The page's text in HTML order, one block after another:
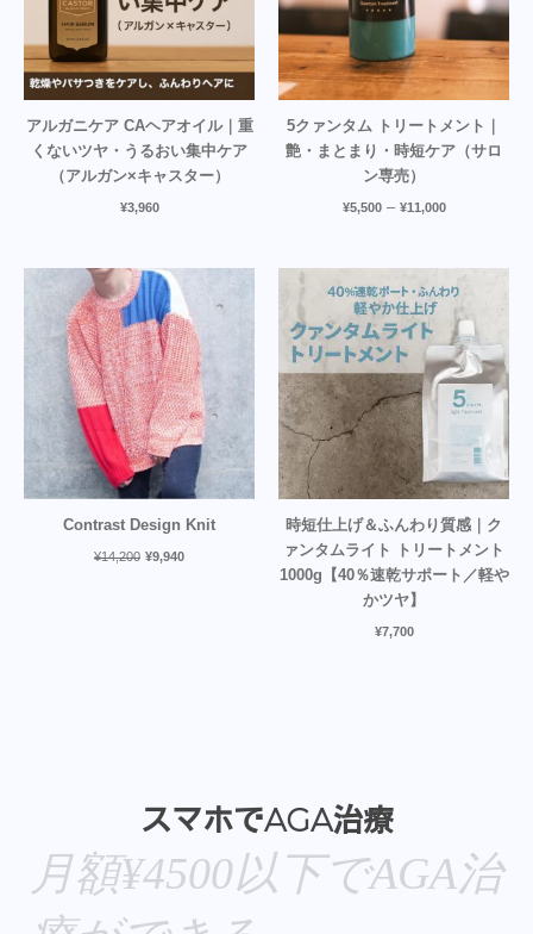
アルガニケア CAヘアオイル｜重
くないツヤ・うるおい集中ケア
（アルガン×キャスター）
¥3,960
5クァンタム トリートメント｜
艶・まとまり・時短ケア（サロ
ン専売）
¥5,500 – ¥11,000
Contrast Design Knit
¥14,200 ¥9,940
時短仕上げ＆ふんわり質感｜ク
ァンタムライト トリートメント
1000g【40％速乾サポート／軽や
かツヤ】
¥7,700
スマホでAGA治療
月額¥4500以下でAGA治